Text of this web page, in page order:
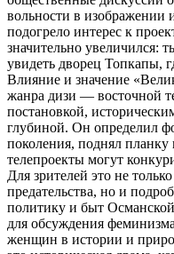
вольности в изображении
подогрело интерес к
значительно увеличился:
увидеть дворец Топкапы,
Влияние и значение
жанра дизи — восточной
постановкой,
глубиной. Он определил
поколения, поднял планку
телепроекты могут
Для зрителей это не
предательства, но и
политику и быт
для обсуждения
женщин в истории и